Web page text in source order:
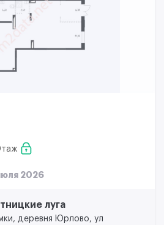
2026
луга
деревня Юрлово, ул